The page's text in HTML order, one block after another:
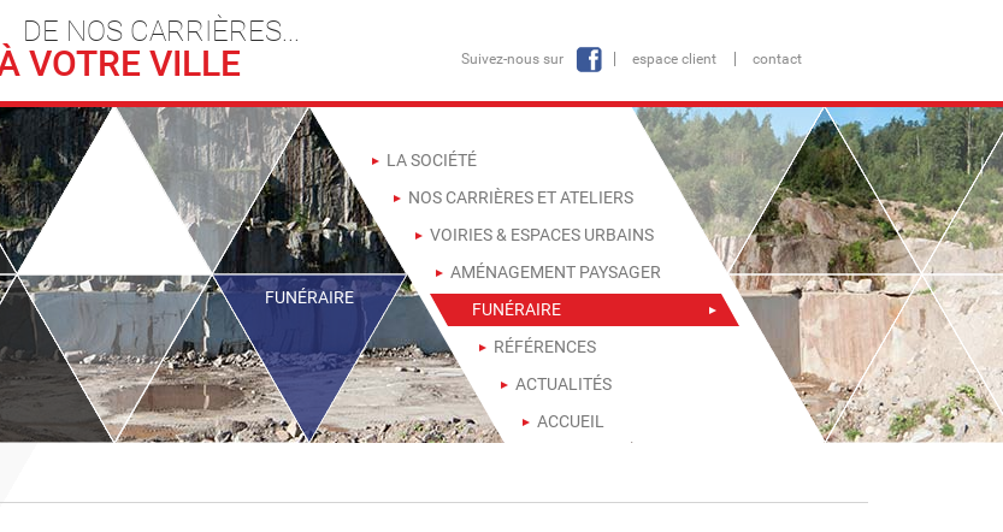
espace client contact
Suivez-nous sur
DE NOS CARRIÈRES...
VOTRE VILLE
LA SOCIÉTÉ
NOS CARRIÈRES ET ATELIERS
VOIRIES & ESPACES URBAINS
AMÉNAGEMENT PAYSAGER
FUNÉRAIRE
RÉFÉRENCES
ACTUALITÉS
ACCUEIL
FUNÉRAIRE